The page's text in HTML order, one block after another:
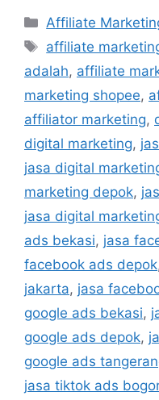
Affiliate
affiliate
adalah, affiliate
marketing shopee,
affiliator marketing,
digital marketing,
jasa digital
marketing depok,
jasa digital
ads bekasi, jasa
facebook ads depok
jakarta, jasa
google ads bekasi,
google ads depok,
google ads
jasa tiktok ads bogor